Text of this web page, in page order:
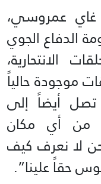
عمروسي،
الدفاع الجوي
الانتحارية،
موجودة حالياً
أيضاً إلى
من أي مكان
لا نعرف كيف
حقاً علينا”.